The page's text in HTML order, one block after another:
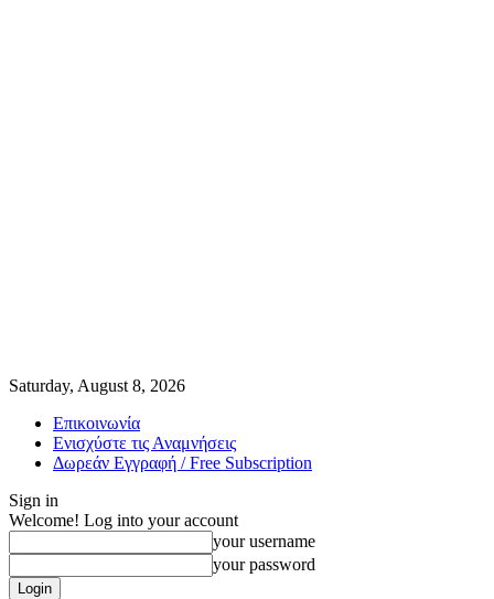
Saturday, August 8, 2026
Επικοινωνία
Ενισχύστε τις Αναμνήσεις
Δωρεάν Εγγραφή / Free Subscription
Sign in
Welcome! Log into your account
your username
your password